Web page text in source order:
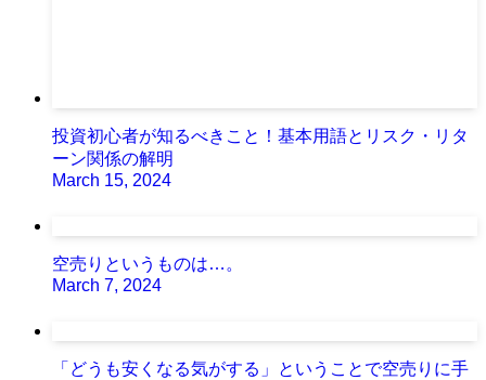
投資初心者が知るべきこと！基本用語とリスク・リタ
ーン関係の解明
March 15, 2024
空売りというものは…。
March 7, 2024
「どうも安くなる気がする」ということで空売りに手